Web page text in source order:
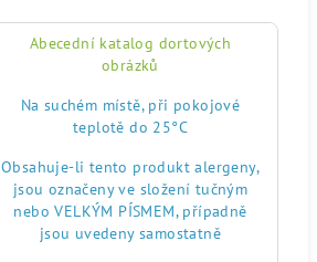
Abecední katalog dortových
obrázků
Na suchém místě, při pokojové
teplotě do 25°C
Obsahuje-li tento produkt alergeny,
jsou označeny ve složení tučným
nebo VELKÝM PÍSMEM, případně
jsou uvedeny samostatně